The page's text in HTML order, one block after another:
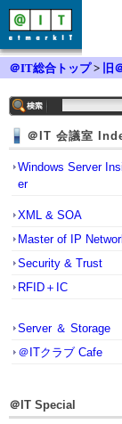
＠IT総合トップ> 旧
＠IT 会議室
Windows Server
er
XML & SOA
Master of IP
Security & Trust
RFID＋IC
Server ＆ Storage
＠ITクラブ Cafe
＠IT Special